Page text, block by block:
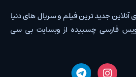
ترین فیلم و سریال های دنیا
از وبسایت بی سی